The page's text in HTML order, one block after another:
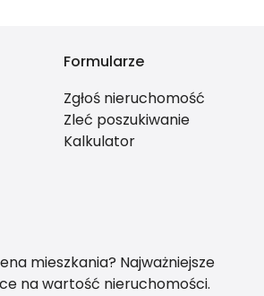
Formularze
Zgłoś nieruchomość
Zleć poszukiwanie
Kalkulator
mieszkania? Najważniejsze
na wartość nieruchomości.